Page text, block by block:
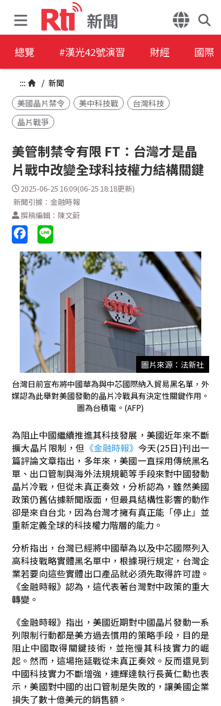
新聞
總覽 #漢光42號演習 財經 國際
::: / 新聞
美國晶片禁令
美中科技戰
台灣科技
晶片戰爭
美管制禁令有限 FT：台灣才是晶
片戰中改變全球科技權力結構關鍵
2025-06-25 16:09(06-25 18:18更新)
新聞引據：金融時報
撰稿編輯：陳文蔚
圖片來源：法新社
台灣日前宣布將中國華為與中芯國際納入貿易黑名單，外
媒認為此舉對美國發動的晶片冷戰具有決定性關鍵作用。
圖為台積電。(AFP)
為阻止中國繼續推進其科技發展，美國近年來不斷
擴大晶片限制，但 《金融時報》 今天(25日)刊出一
篇評論文章指出，多年來，美國一直採用傳統黑名
單、出口管制與海外法規規範等手段來對中國發動
晶片冷戰，但從未真正奏效，分析認為，雖然美國
政策仍舊佔據新聞版面，但最具結構性影響的動作
卻是來自台北，因為台灣才擁有真正能「停止」並
重新定義全球的科技權力階層的能力。
分析指出，台灣已經將中國華為以及中芯國際列入
高科技戰略實體黑名單中，根據現行規定，台灣企
業若要向這些實體出口產品就必須先取得許可證。
《金融時報》認為，這代表著台灣對中政策的重大
轉變。
《金融時報》指出，美國近期對中國晶片發動一系
列限制行動都是美方過去慣用的策略手段，目的是
阻止中國取得關鍵技術，並拖慢其科技實力的崛
起。然而，這場拖延戰從未真正奏效。反而還見到
中國科技實力不斷增強，連輝達執行長黃仁勳也表
示，美國對中國的出口管制是失敗的，讓美國企業
損失了數十億美元的銷售額。